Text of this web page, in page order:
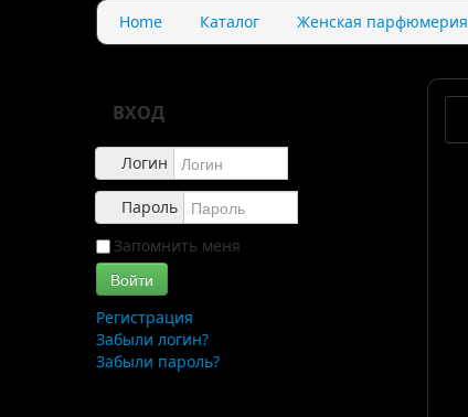
Home Каталог Женская парфюмерия
ВХОД
Логин
Пароль
Запомнить меня
Войти
Регистрация
Забыли логин?
Забыли пароль?